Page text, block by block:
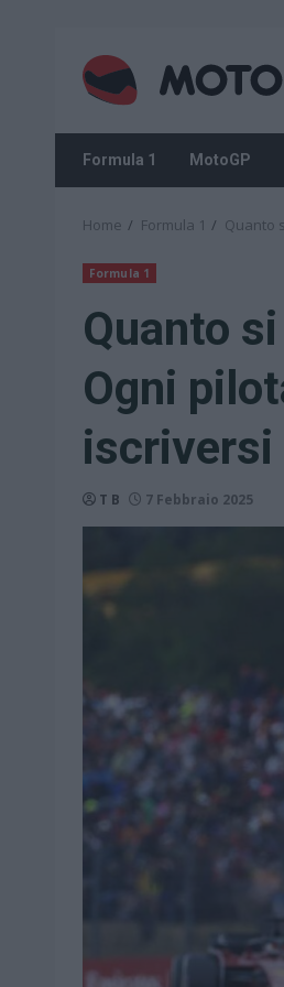
content
Formula 1 MotoGP
Home Formula 1 Quanto
Formula 1
Quanto
Ogni
iscriversi
T B 7 Febbraio 2025